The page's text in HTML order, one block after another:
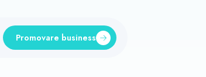
Promovare business